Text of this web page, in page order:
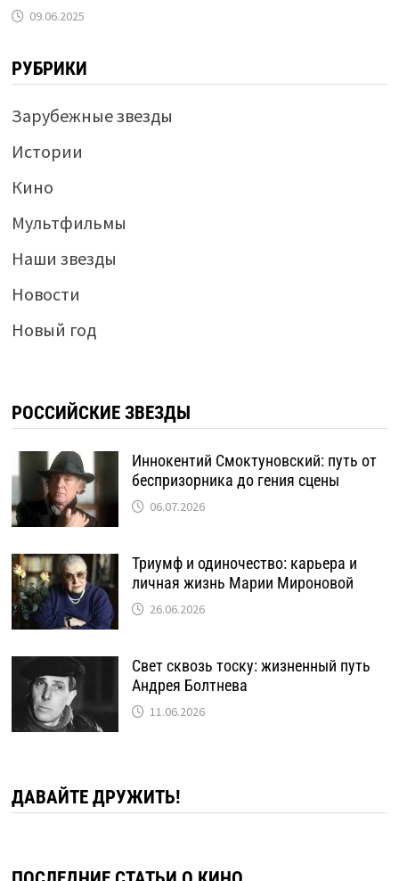
09.06.2025
РУБРИКИ
Зарубежные звезды
Истории
Кино
Мультфильмы
Наши звезды
Новости
Новый год
РОССИЙСКИЕ ЗВЕЗДЫ
Иннокентий Смоктуновский: путь от
беспризорника до гения сцены
06.07.2026
Триумф и одиночество: карьера и
личная жизнь Марии Мироновой
26.06.2026
Свет сквозь тоску: жизненный путь
Андрея Болтнева
11.06.2026
ДАВАЙТЕ ДРУЖИТЬ!